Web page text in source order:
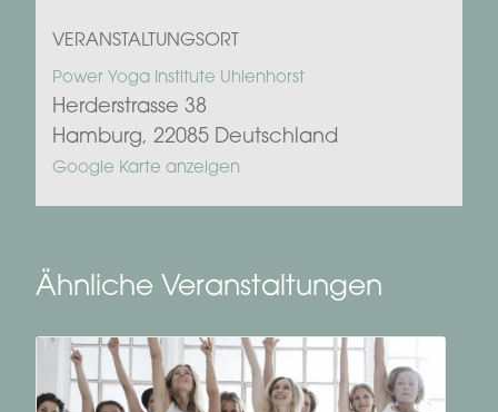
VERANSTALTUNGSORT
Power Yoga Institute Uhlenhorst
Herderstrasse 38
Hamburg, 22085 Deutschland
Google Karte anzeigen
Ähnliche Veranstaltungen